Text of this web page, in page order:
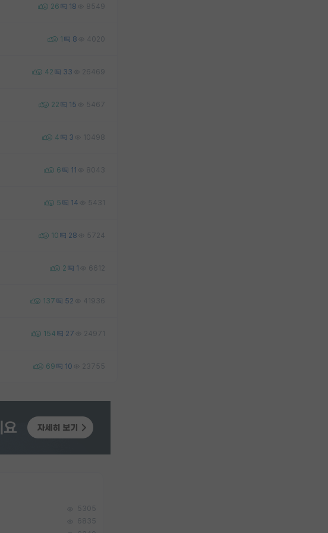
26 18 8549
1 8 4020
42 33 26469
22 15 5467
4 3 10498
6 11 8043
5 14 5431
10 28 5724
2 1 6612
137 52 41936
154 27 24971
69 10 23755
5305
6835